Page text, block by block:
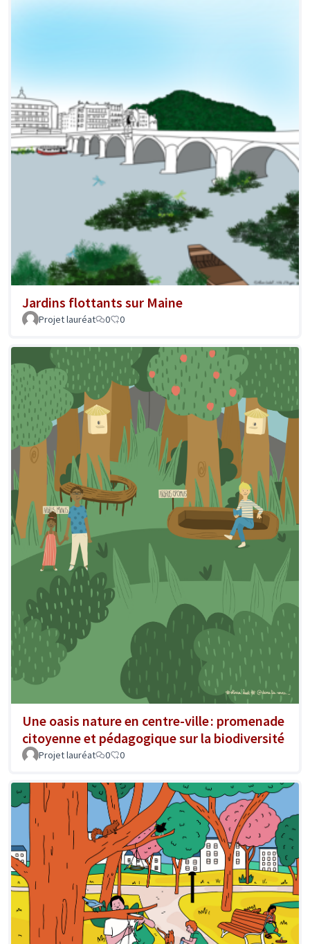
Jardins flottants sur Maine
Projet lauréat 0 0
Une oasis nature en centre-ville : promenade
citoyenne et pédagogique sur la biodiversité
Projet lauréat 0 0